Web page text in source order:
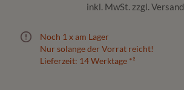
inkl. MwSt. zzgl. Versand
Noch 1x am Lager
Nur solange der Vorrat reicht!
Lieferzeit: 14Werktage *²